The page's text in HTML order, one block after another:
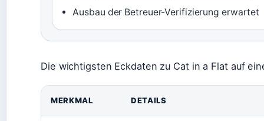
Ausbau der Betreuer-Verifizierung erwartet
Die wichtigsten Eckdaten zu Cat in a Flat auf
MERKMAL DETAILS